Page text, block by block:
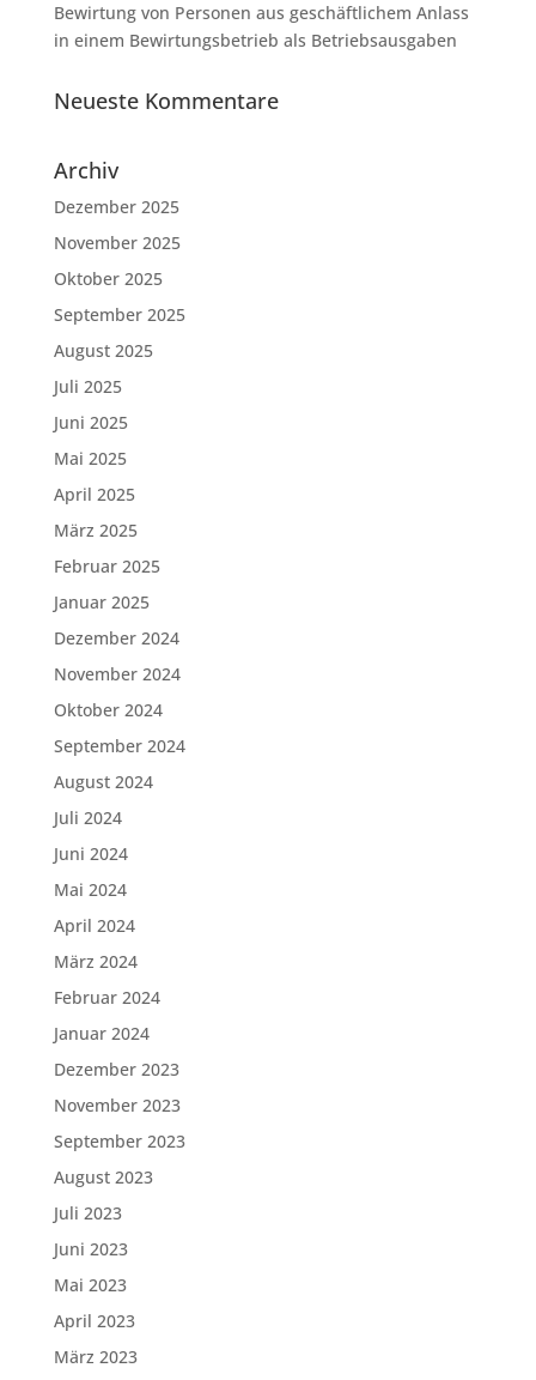
Bewirtung von Personen aus geschäftlichem Anlass
in einem Bewirtungsbetrieb als Betriebsausgaben
Neueste Kommentare
Archiv
Dezember 2025
November 2025
Oktober 2025
September 2025
August 2025
Juli 2025
Juni 2025
Mai 2025
April 2025
März 2025
Februar 2025
Januar 2025
Dezember 2024
November 2024
Oktober 2024
September 2024
August 2024
Juli 2024
Juni 2024
Mai 2024
April 2024
März 2024
Februar 2024
Januar 2024
Dezember 2023
November 2023
September 2023
August 2023
Juli 2023
Juni 2023
Mai 2023
April 2023
März 2023